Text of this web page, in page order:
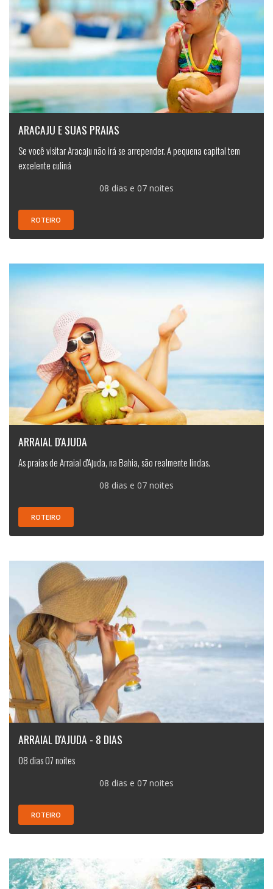
ARACAJU E SUAS PRAIAS
Se você visitar Aracaju não irá se arrepender. A pequena capital tem
excelente culiná
08 dias e 07 noites
ROTEIRO
ARRAIAL D'AJUDA
As praias de Arraial d'Ajuda, na Bahia, são realmente lindas.
08 dias e 07 noites
ROTEIRO
ARRAIAL D'AJUDA - 8 DIAS
08 dias 07 noites
08 dias e 07 noites
ROTEIRO